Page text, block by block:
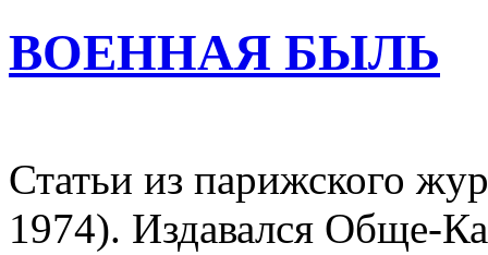
ВОЕННАЯ БЫЛЬ
Статьи из парижского
1974). Издавался Обще-